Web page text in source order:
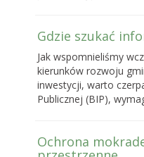
Gdzie szukać
Jak wspomnieliśmy
kierunków rozwoju
inwestycji, warto
Publicznej (BIP),
Ochrona